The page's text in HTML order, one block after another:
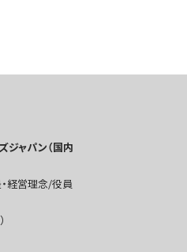
ジャパン（国内
経営理念/役員